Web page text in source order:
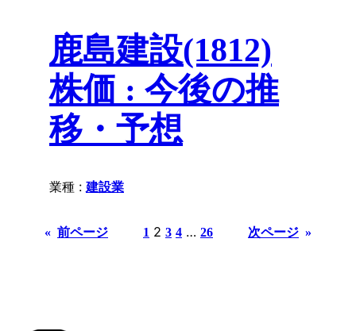
鹿島建設(1812)
株価 : 今後の推
移・予想
業種 : 建設業
« 前ページ 1 2 3 4 … 26 次ページ »